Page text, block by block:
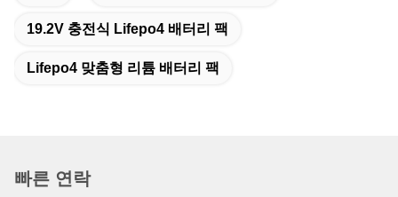
19.2V 충전식 Lifepo4 배터리 팩
Lifepo4 맞춤형 리튬 배터리 팩
빠른 연락